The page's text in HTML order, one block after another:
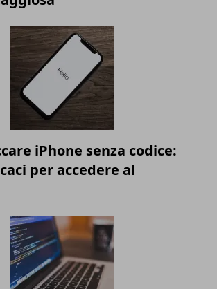
iPhone senza codice:
per accedere al